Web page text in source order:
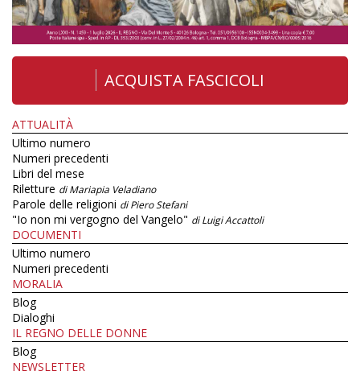
ACQUISTA FASCICOLI
ATTUALITÀ
Ultimo numero
Numeri precedenti
Libri del mese
Riletture di Mariapia Veladiano
Parole delle religioni di Piero Stefani
"Io non mi vergogno del Vangelo" di Luigi Accattoli
DOCUMENTI
Ultimo numero
Numeri precedenti
MORALIA
Blog
Dialoghi
IL REGNO DELLE DONNE
Blog
NEWSLETTER